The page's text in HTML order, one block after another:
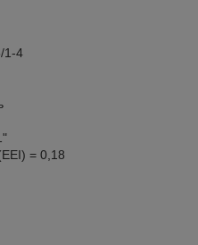
1-4
= 0,18